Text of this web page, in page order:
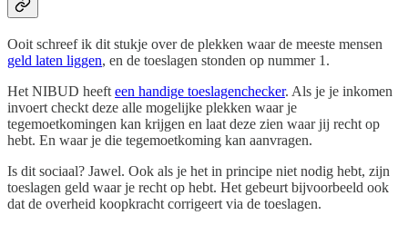
Ooit schreef ik dit stukje over de plekken waar de meeste mensen
geld laten liggen, en de toeslagen stonden op nummer 1.
Het NIBUD heeft een handige toeslagenchecker. Als je je inkomen
invoert checkt deze alle mogelijke plekken waar je
tegemoetkomingen kan krijgen en laat deze zien waar jij recht op
hebt. En waar je die tegemoetkoming kan aanvragen.
Is dit sociaal? Jawel. Ook als je het in principe niet nodig hebt, zijn
toeslagen geld waar je recht op hebt. Het gebeurt bijvoorbeeld ook
dat de overheid koopkracht corrigeert via de toeslagen.